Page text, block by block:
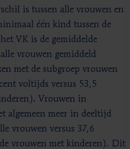
is tussen alle vrouwen en
één kind tussen de
VK is de gemiddelde
vrouwen gemiddeld
met de subgroep vrouwen
voltijds versus 53,5
Vrouwen in
algemeen meer in deeltijd
vrouwen versus 37,6
vrouwen met kinderen). Dit